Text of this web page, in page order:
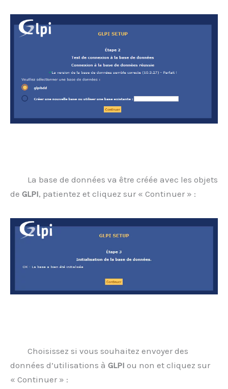
La base de données va être créée avec les objets
de GLPI, patientez et cliquez sur « Continuer » :
Choisissez si vous souhaitez envoyer des
données d’utilisations à GLPI ou non et cliquez sur
« Continuer » :